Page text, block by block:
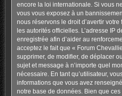
encore la loi internationale. Si vous
vous vous exposez à un
nous réservons le droit d’avertir
les autorités officielles. L’adresse IP
enregistrée afin d’aider au
acceptez le fait que « Forum
supprimer, de modifier, de déplacer
sujet et message à n’importe quel
nécessaire. En tant qu’utilisateur,
informations que vous avez
notre base de données. Bien que